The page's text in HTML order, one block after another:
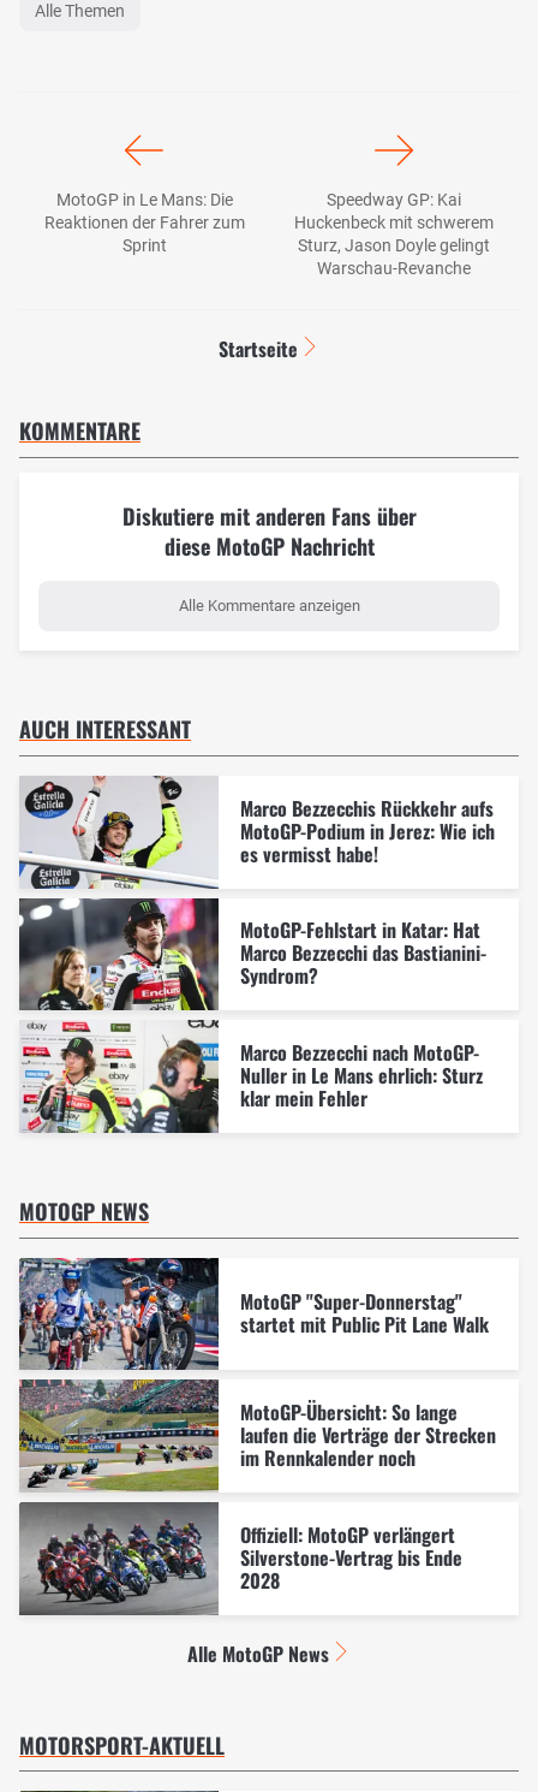
Alle Themen
MotoGP in Le Mans: Die
Reaktionen der Fahrer zum
Sprint
Speedway GP: Kai
Huckenbeck mit schwerem
Sturz, Jason Doyle gelingt
Warschau-Revanche
Startseite
KOMMENTARE
Diskutiere mit anderen Fans über
diese MotoGP Nachricht
Alle Kommentare anzeigen
AUCH INTERESSANT
Marco Bezzecchis Rückkehr aufs
MotoGP-Podium in Jerez: Wie ich
es vermisst habe!
MotoGP-Fehlstart in Katar: Hat
Marco Bezzecchi das Bastianini-
Syndrom?
Marco Bezzecchi nach MotoGP-
Nuller in Le Mans ehrlich: Sturz
klar mein Fehler
MOTOGP NEWS
MotoGP "Super-Donnerstag"
startet mit Public Pit Lane Walk
MotoGP-Übersicht: So lange
laufen die Verträge der Strecken
im Rennkalender noch
Offiziell: MotoGP verlängert
Silverstone-Vertrag bis Ende
2028
Alle MotoGP News
MOTORSPORT-AKTUELL